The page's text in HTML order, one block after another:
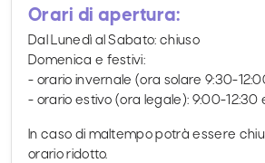
Orari di apertura:
Dal Lunedì al Sabato: chiuso
Domenica e festivi:
- orario invernale (ora solare 9:30-
- orario estivo (ora legale): 9:00-12:30
In caso di maltempo potrà essere
orario ridotto.